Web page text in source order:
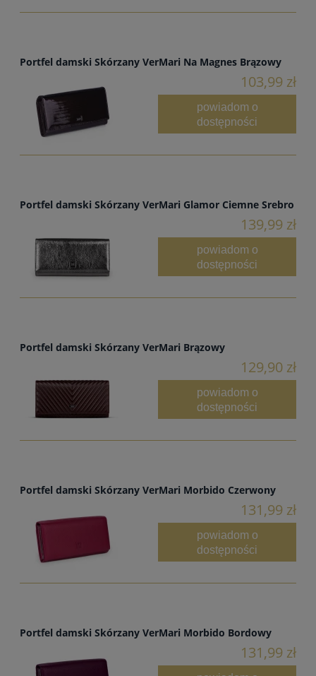
Portfel damski Skórzany VerMari Na Magnes Brązowy
103,99 zł
powiadom o
dostępności
Portfel damski Skórzany VerMari Glamor Ciemne Srebro
139,99 zł
powiadom o
dostępności
Portfel damski Skórzany VerMari Brązowy
129,90 zł
powiadom o
dostępności
Portfel damski Skórzany VerMari Morbido Czerwony
131,99 zł
powiadom o
dostępności
Portfel damski Skórzany VerMari Morbido Bordowy
131,99 zł